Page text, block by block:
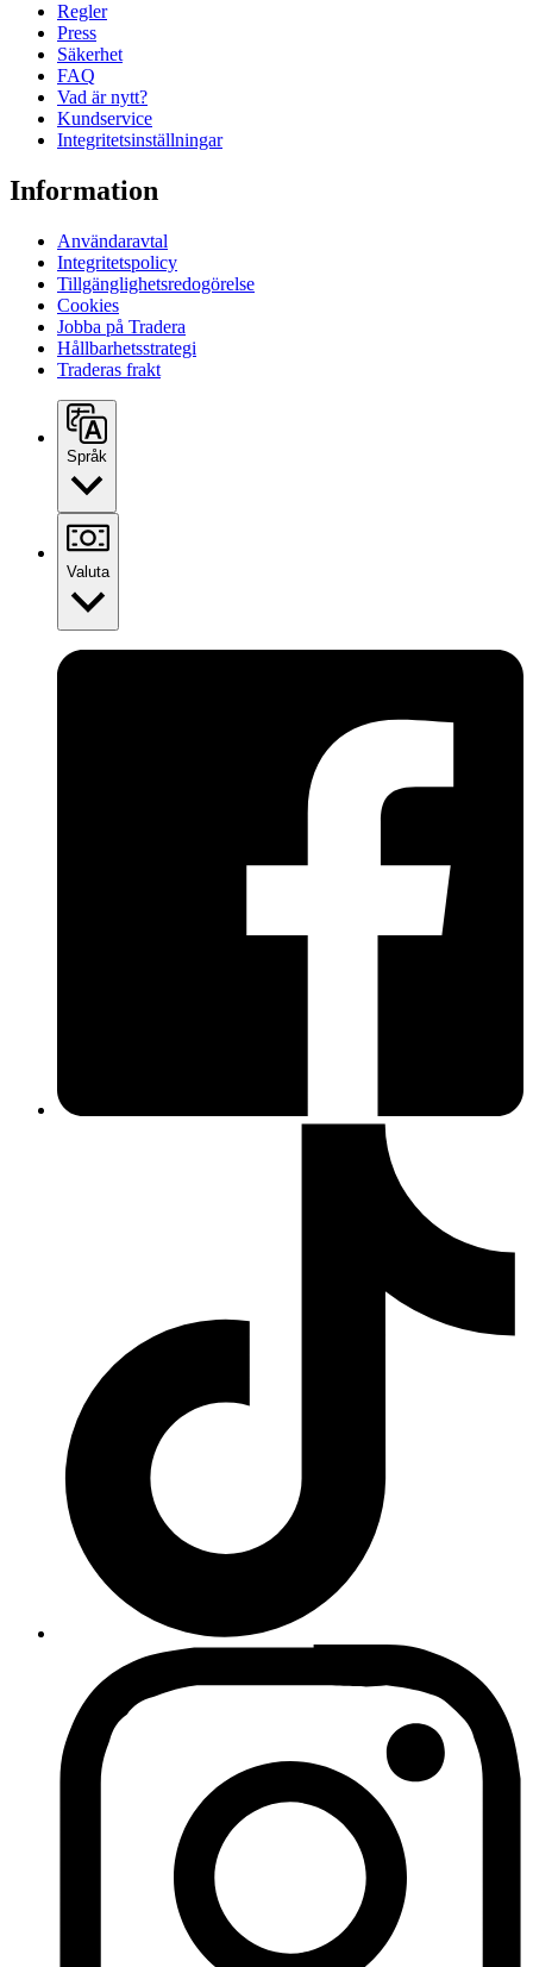
Regler
Press
Säkerhet
FAQ
Vad är nytt?
Kundservice
Integritetsinställningar
Information
Användaravtal
Integritetspolicy
Tillgänglighetsredogörelse
Cookies
Jobba på Tradera
Hållbarhetsstrategi
Traderas frakt
Språk
Valuta